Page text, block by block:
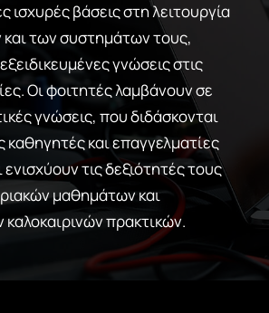
ισχυρές βάσεις στη λειτουργία
των συστημάτων τους,
γνώσεις στις
Οι φοιτητές λαμβάνουν σε
γνώσεις, που διδάσκονται
και επαγγελματίες
τις δεξιότητές τους
μαθημάτων και
πρακτικών.